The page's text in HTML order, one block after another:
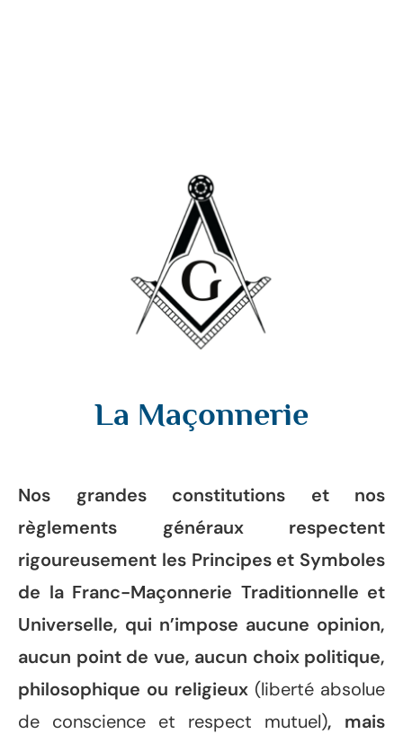
La Maçonnerie
Nos grandes constitutions et nos
règlements généraux respectent
rigoureusement les Principes et Symboles
de la Franc-Maçonnerie Traditionnelle et
Universelle, qui n’impose aucune opinion,
aucun point de vue, aucun choix politique,
philosophique ou religieux (liberté absolue
de conscience et respect mutuel), mais